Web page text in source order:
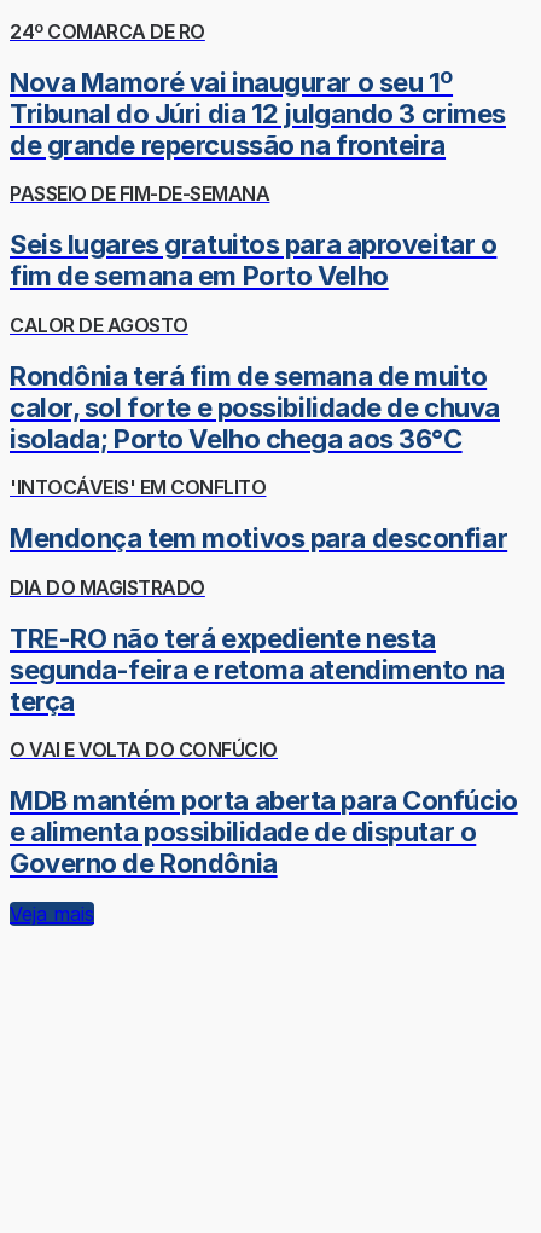
24º COMARCA DE RO
Nova Mamoré vai inaugurar o seu 1º
Tribunal do Júri dia 12 julgando 3 crimes
de grande repercussão na fronteira
PASSEIO DE FIM-DE-SEMANA
Seis lugares gratuitos para aproveitar o
fim de semana em Porto Velho
CALOR DE AGOSTO
Rondônia terá fim de semana de muito
calor, sol forte e possibilidade de chuva
isolada; Porto Velho chega aos 36°C
'INTOCÁVEIS' EM CONFLITO
Mendonça tem motivos para desconfiar
DIA DO MAGISTRADO
TRE-RO não terá expediente nesta
segunda-feira e retoma atendimento na
terça
O VAI E VOLTA DO CONFÚCIO
MDB mantém porta aberta para Confúcio
e alimenta possibilidade de disputar o
Governo de Rondônia
Veja mais